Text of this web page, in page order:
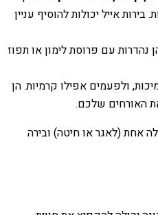
אייל יכולות להוסיף עניין
עם פרוסת לימון או תפוז
ולפעמים אפילו קרמיות. הן
האורחים שלכם.
אחת (לאגר או חיטה) ובירה